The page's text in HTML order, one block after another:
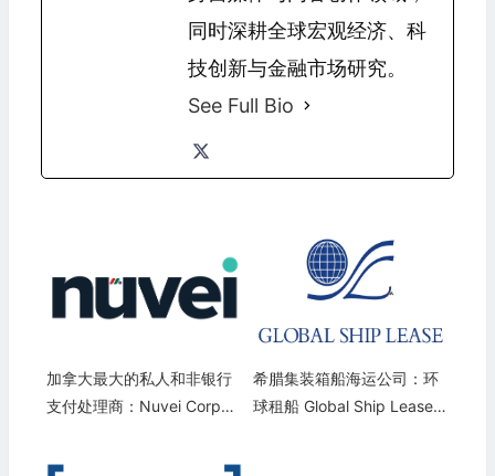
同时深耕全球宏观经济、科
技创新与金融市场研究。
See Full Bio
加拿大最大的私人和非银行
支付处理商：Nuvei Corpor
希腊集装箱船海运公司：环
球租船 Global Ship Lease